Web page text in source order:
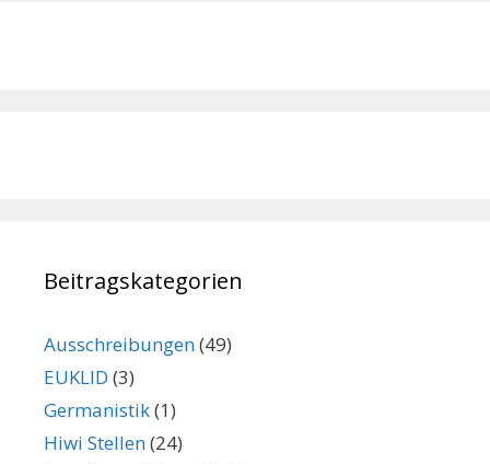
Beitragskategorien
Ausschreibungen(49)
EUKLID (3)
Germanistik(1)
Hiwi Stellen(24)